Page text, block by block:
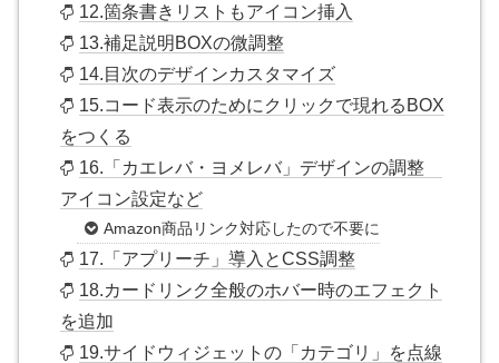
12.箇条書きリストもアイコン挿入
13.補足説明BOXの微調整
14.目次のデザインカスタマイズ
15.コード表示のためにクリックで現れるBOX
をつくる
16.「カエレバ・ヨメレバ」デザインの調整
アイコン設定など
Amazon商品リンク対応したので不要に
17.「アプリーチ」導入とCSS調整
18.カードリンク全般のホバー時のエフェクト
を追加
19.サイドウィジェットの「カテゴリ」を点線